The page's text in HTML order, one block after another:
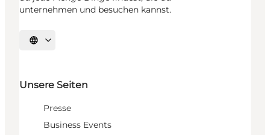
unternehmen und besuchen kannst.
Sprache auswählen
Unsere Seiten
Presse
Business Events